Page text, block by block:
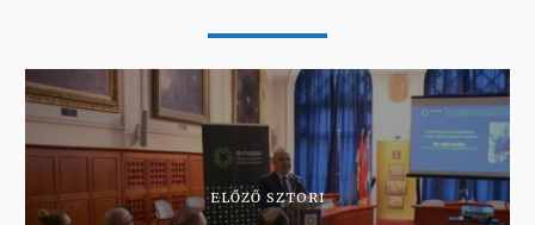
ELŐZŐ SZTORI